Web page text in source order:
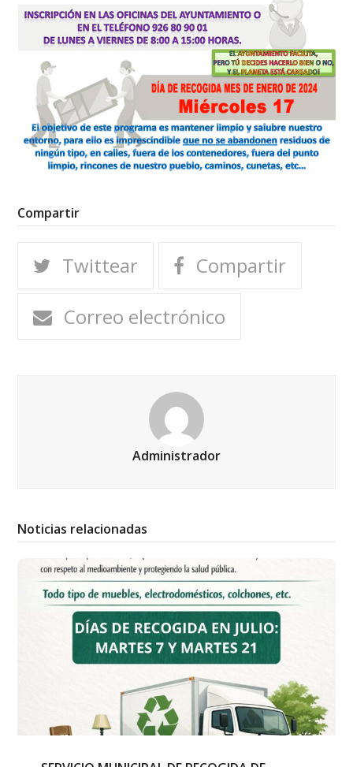
Compartir
Twittear
Compartir
Correo electrónico
Administrador
Noticias relacionadas